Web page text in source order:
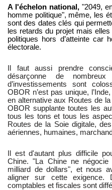
A l'échelon national,"2049,
homme politique", même, les
sont des dates clés qui
les retards du projet mais
politiques hors d’atteinte car
électorale.
Il faut aussi prendre
désarçonne de
d’investissements sont
OBOR n’est pas unique,
en alternative aux Routes de la
OBOR supplante toutes les
tous les tons et tous les
Routes de la Soie digitale,
aériennes, humaines,
Il est d'autant plus difficile
Chine. "La Chine ne
milliard de dollars", et nous
aligner sur cette exigence.
comptables et fiscales sont